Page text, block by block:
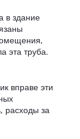
в здание
эта труба.
вправе эти
расходы за